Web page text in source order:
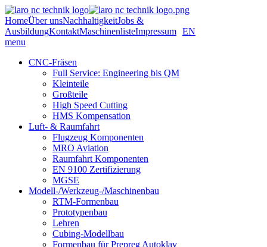
HomeÜber unsNachhaltigkeitJobs &
AusbildungKontaktMaschinenlisteImpressum EN
menu
CNC-Fräsen
Full Service: Engineering bis QM
Kleinteile
Großteile
High Speed Cutting
HMS Kompensation
Luft- & Raumfahrt
Flugzeug Komponenten
MRO Aviation
Raumfahrt Komponenten
EN 9100 Zertifizierung
MGSE
Modell-/Werkzeug-/Maschinenbau
RTM-Formenbau
Prototypenbau
Lehren
Cubing-Modellbau
Formenbau für Prepreg Autoklav